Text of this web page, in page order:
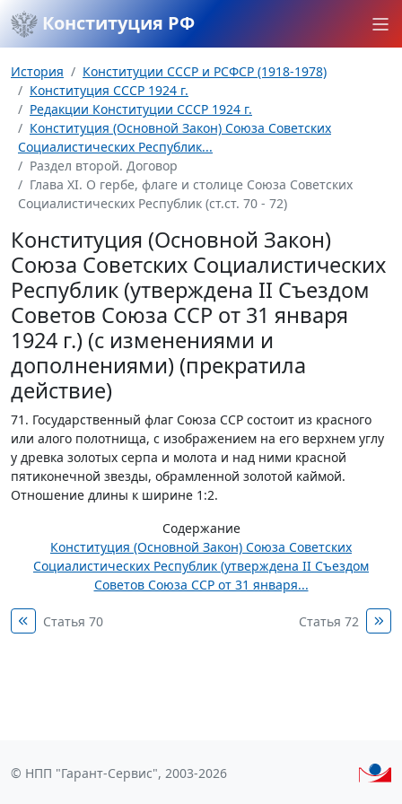
Конституция РФ
История
Конституции СССР и РСФСР (1918-1978)
Конституция СССР 1924 г.
Редакции Конституции СССР 1924 г.
Конституция (Основной Закон) Союза Советских
Социалистических Республик...
Раздел второй. Договор
Глава XI. О гербе, флаге и столице Союза Советских
Социалистических Республик (ст.ст. 70 - 72)
Конституция (Основной Закон)
Союза Советских Социалистических
Республик (утверждена II Съездом
Советов Союза ССР от 31 января
1924 г.) (с изменениями и
дополнениями) (прекратила
действие)
71. Государственный флаг Союза ССР состоит из красного
или алого полотнища, с изображением на его верхнем углу
у древка золотых серпа и молота и над ними красной
пятиконечной звезды, обрамленной золотой каймой.
Отношение длины к ширине 1:2.
Содержание
Конституция (Основной Закон) Союза Советских
Социалистических Республик (утверждена II Съездом
Советов Союза ССР от 31 января...
Статья 70 Статья 72
© НПП "Гарант-Сервис", 2003-2026